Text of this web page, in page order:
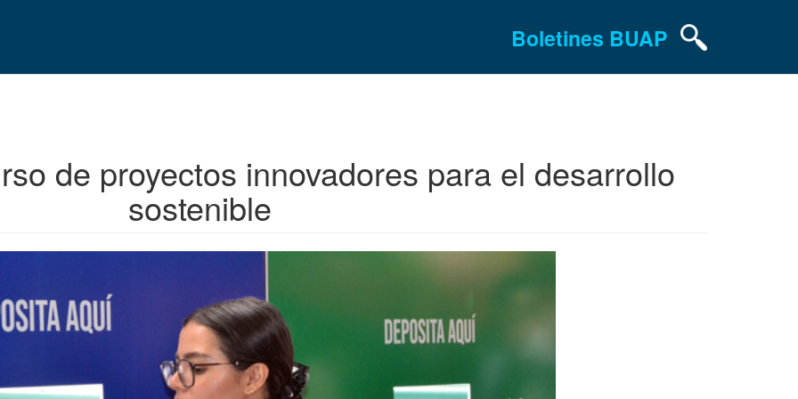
Boletines BUAP
de proyectos innovadores para el desarrollo
sostenible